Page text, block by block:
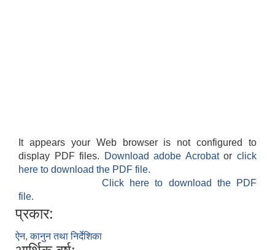
It appears your Web browser is not configured to
display PDF files.
Download adobe Acrobatorclick
here to download the PDF file.
Click here to download the PDF
file.
प्रकार:
ऐन, कानुन तथा निर्देशिका